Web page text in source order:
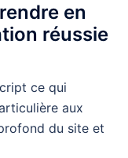
en
réussie
ce qui
aux
du site et